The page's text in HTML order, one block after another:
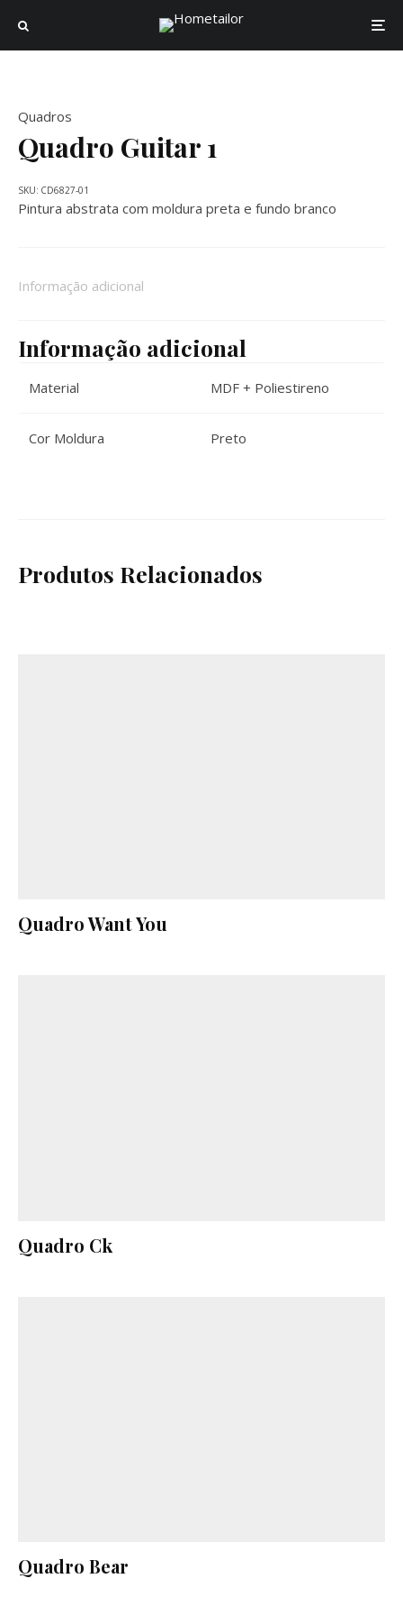
Quadros
Quadro Guitar 1
Pintura abstrata com moldura preta e fundo branco
SKU: CD6827-01
Informação adicional
Informação adicional
Material MDF + Poliestireno
Cor Moldura Preto
Produtos Relacionados
Quadro Want You
Quadro Ck
Quadro Bear